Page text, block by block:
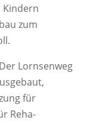
Kindern
zum
Lornsenweg
für
Reha-